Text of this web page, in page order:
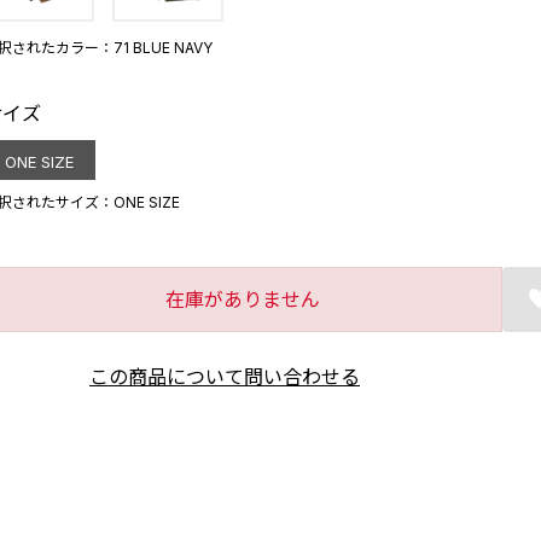
されたカラー：71 BLUE NAVY
ズ
ONE SIZE
されたサイズ：ONE SIZE
在庫がありません
この商品について問い合わせる